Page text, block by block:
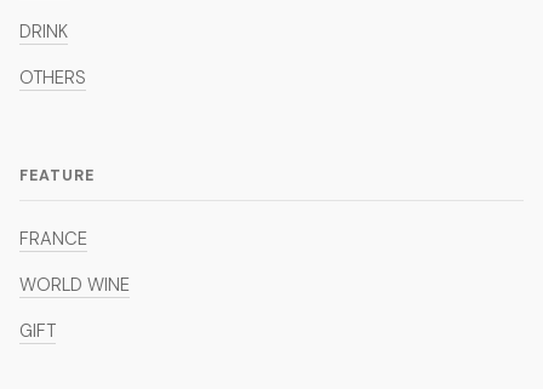
DRINK
OTHERS
FEATURE
FRANCE
WORLD WINE
GIFT